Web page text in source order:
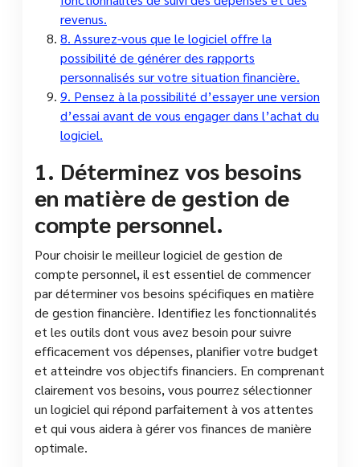
revenus.
8. Assurez-vous que le logiciel offre la
possibilité de générer des rapports
personnalisés sur votre situation financière.
9. Pensez à la possibilité d’essayer une version
d’essai avant de vous engager dans l’achat du
logiciel.
1. Déterminez vos besoins
en matière de gestion de
compte personnel.
Pour choisir le meilleur logiciel de gestion de
compte personnel, il est essentiel de commencer
par déterminer vos besoins spécifiques en matière
de gestion financière. Identifiez les fonctionnalités
et les outils dont vous avez besoin pour suivre
efficacement vos dépenses, planifier votre budget
et atteindre vos objectifs financiers. En comprenant
clairement vos besoins, vous pourrez sélectionner
un logiciel qui répond parfaitement à vos attentes
et qui vous aidera à gérer vos finances de manière
optimale.